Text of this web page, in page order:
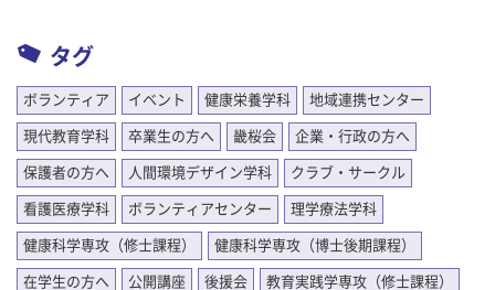
タグ
ボランティア イベント 健康栄養学科 地域連携センター
現代教育学科 卒業生の方へ 畿桜会 企業・行政の方へ
保護者の方へ 人間環境デザイン学科 クラブ・サークル
看護医療学科 ボランティアセンター 理学療法学科
健康科学専攻（修士課程） 健康科学専攻（博士後期課程）
在学生の方へ 公開講座 後援会 教育実践学専攻（修士課程）